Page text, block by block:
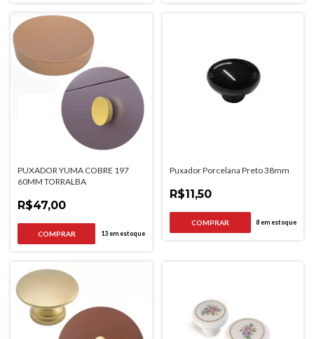
PUXADOR YUMA COBRE 197
60MM TORRALBA
R$47,00
13em estoque
Puxador Porcelana Preto 38mm
R$11,50
8em estoque